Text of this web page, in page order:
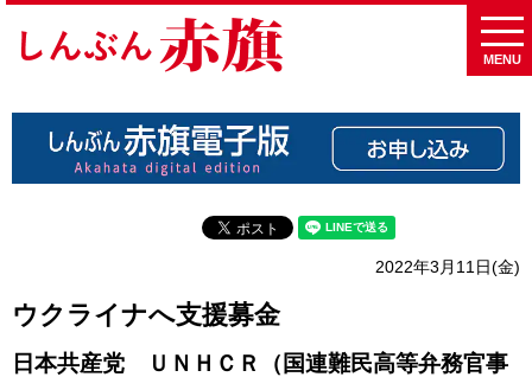
MENU
2022年3月11日(金)
ウクライナへ支援募金
日本共産党 ＵＮＨＣＲ（国連難民高等弁務官事